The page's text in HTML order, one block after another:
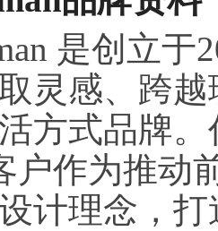
是创立
灵感、跨
方式品牌
户作为推动
计理念，